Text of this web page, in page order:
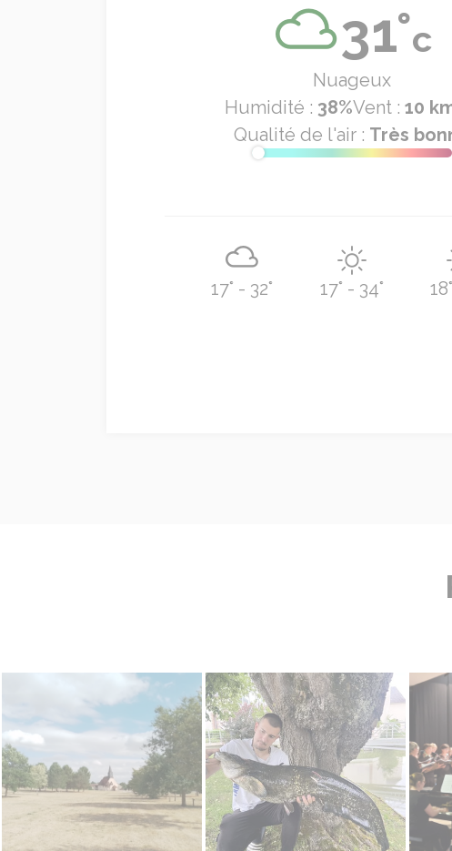
31°c
Nuageux
Humidité : 38%Vent : 10
Qualité de l'air : Très
17° - 32° 17° - 34°